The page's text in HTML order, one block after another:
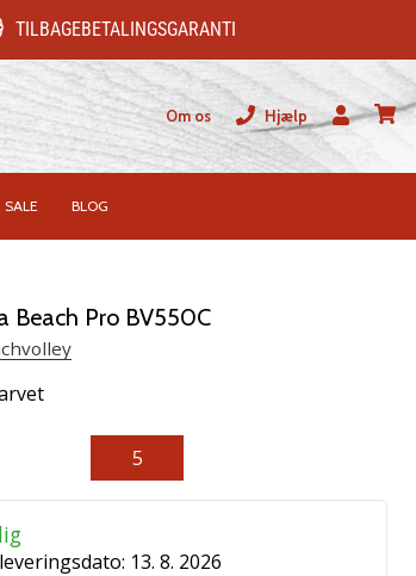
TILBAGEBETALINGSGARANTI
Om os
Hjælp
Bruger
SALE BLOG
Beach Pro BV550C
5
13. 8. 2026